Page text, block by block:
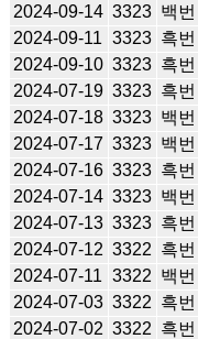
2024-09-14 3323 백번
2024-09-11 3323 흑번
2024-09-10 3323 흑번
2024-07-19 3323 흑번
2024-07-18 3323 백번
2024-07-17 3323 백번
2024-07-16 3323 흑번
2024-07-14 3323 백번
2024-07-13 3323 흑번
2024-07-12 3322 흑번
2024-07-11 3322 백번
2024-07-03 3322 흑번
2024-07-02 3322 흑번